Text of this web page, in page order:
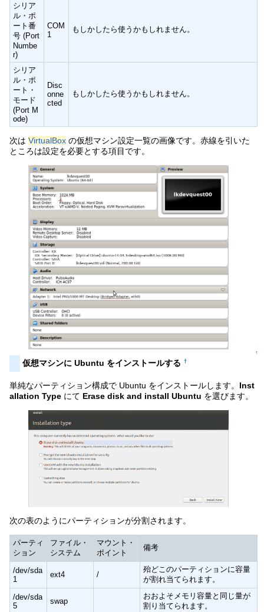
シリア
ル・ポ
ート番
号 (Port
Numbe
r)
COM
1
もしかしたら使うかもしれません。
シリア
ル・ポ
ート・
モード
(Port M
ode)
Disc
onne
cted
もしかしたら使うかもしれません。
次はVirtualBox の仮想マシン設定一覧の画像です。赤線を引いた
ところは設定を必要とする項目です。
↑
仮想マシンに Ubuntu をインストールする †
単純なパーティション構成で Ubuntu をインストールします。 Inst
allation Type にて Erase disk and install Ubuntu を選びます。
次の表のようにパーティションが分割されます。
パーティ
ション
ファイル・
システム
マウント・
ポイント
備考
/dev/sda
1
ext4 /
殆どこのパーティションに容量
が割れ当てられます。
/dev/sda
5
swap
おおよそメモリ容量と同じ量が
割り当てられます。